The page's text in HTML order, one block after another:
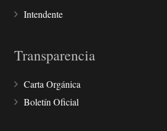
Intendente
Transparencia
Carta Orgánica
Boletín Oficial